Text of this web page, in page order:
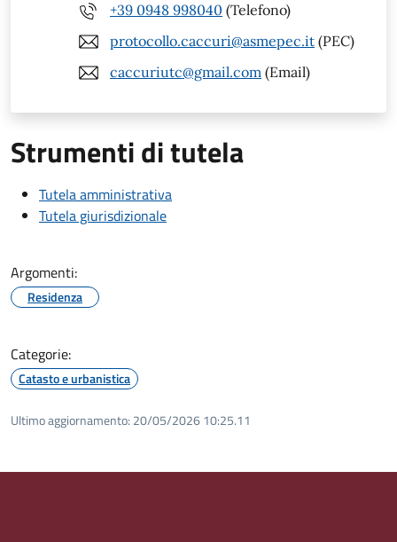
+39 0948 998040 (Telefono)
protocollo.caccuri@asmepec.it (PEC)
caccuriutc@gmail.com (Email)
Strumenti di tutela
Tutela amministrativa
Tutela giurisdizionale
Argomenti:
Residenza
Categorie:
Catasto e urbanistica
Ultimo aggiornamento: 20/05/2026 10:25.11